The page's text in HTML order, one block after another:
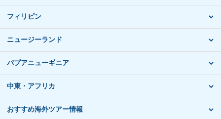
フィリピン
ニュージーランド
パプアニューギニア
中東・アフリカ
おすすめ海外ツアー情報